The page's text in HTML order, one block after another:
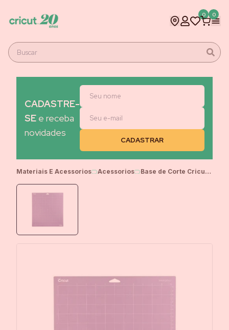
0 0
CADASTRE-
SE e receba
novidades
Materiais E Acessorios Acessorios Base de Corte Cricut StrongGrip, 30,5 cm x 30,5 cm, 1 unidade